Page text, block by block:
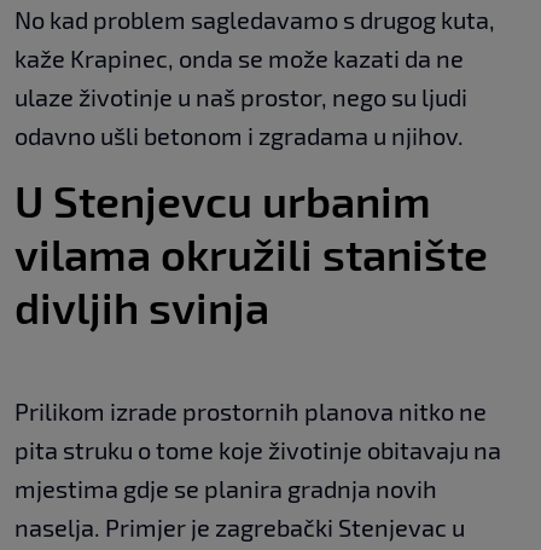
No kad problem sagledavamo s drugog kuta,
kaže Krapinec, onda se može kazati da ne
ulaze životinje u naš prostor, nego su ljudi
odavno ušli betonom i zgradama u njihov.
U Stenjevcu urbanim
vilama okružili stanište
divljih svinja
Prilikom izrade prostornih planova nitko ne
pita struku o tome koje životinje obitavaju na
mjestima gdje se planira gradnja novih
naselja. Primjer je zagrebački Stenjevac u